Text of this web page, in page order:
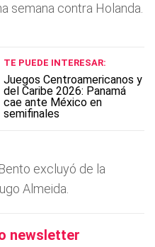
semana contra Holanda.
TE PUEDE INTERESAR:
Juegos Centroamericanos y
del Caribe 2026: Panamá
cae ante México en
semifinales
excluyó de la
Almeida.
newsletter